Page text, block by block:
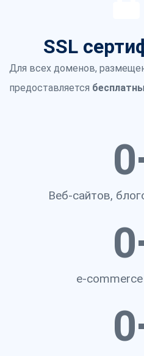
SSL
Для всех доменов,
предоставляется
Веб-сайтов,
0
e-
0
0